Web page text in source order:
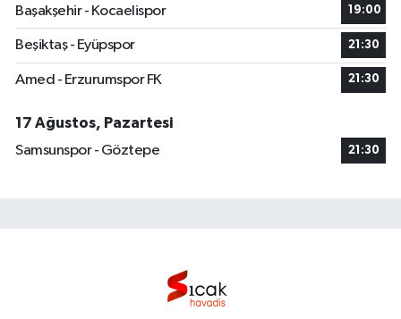
Başakşehir - Kocaelispor
19:00
Beşiktaş - Eyüpspor 21:30
Amed - Erzurumspor FK 21:30
17 Ağustos, Pazartesi
Samsunspor - Göztepe
21:30